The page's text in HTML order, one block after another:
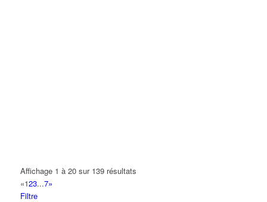
Affichage 1 à 20 sur 139 résultats
«123...7»
Filtre